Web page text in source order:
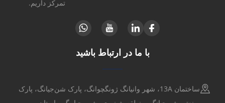
تمرکز داریم.
با ما در ارتباط باشید
ساختمان 13A، شهر وانیانگ ژونگچوانگ، پارک شن‌جیانگ، پارک